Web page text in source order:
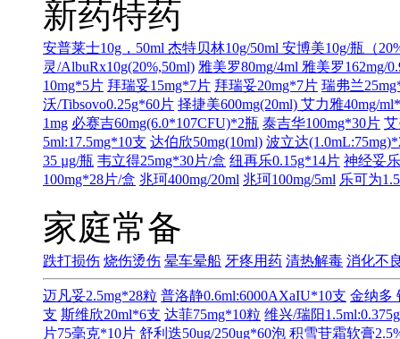
新药特药
安普莱士10g，50ml 杰特贝林10g/50ml 安博美10g/瓶（
灵/AlbuRx10g(20%,50ml) 雅美罗80mg/4ml 雅美罗162mg/
10mg*5片 拜瑞妥15mg*7片 拜瑞妥20mg*7片 瑞弗兰
沃/Tibsovo0.25g*60片 择捷美600mg(20ml) 艾力雅40mg/
1mg 必赛吉60mg(6.0*107CFU)*2瓶 泰吉华100mg*30片
5ml:17.5mg*10支 达伯欣50mg(10ml) 波立达
35 µg/瓶 韦立得25mg*30片/盒 纽再乐0.15g*14片 神经妥
100mg*28片/盒 兆珂400mg/20ml 兆珂100mg/5ml 乐可为
家庭常备
跌打损伤 烧伤烫伤 晕车晕船 牙疼用药 清热解毒 消化不
迈凡妥2.5mg*28粒 普洛静0.6ml:6000AXaIU*10支 金纳多
支 斯维欣20ml*6支 达菲75mg*10粒 维兴/瑞阳
片75毫克*10片 舒利迭50ug/250ug*60泡 积雪苷霜软膏